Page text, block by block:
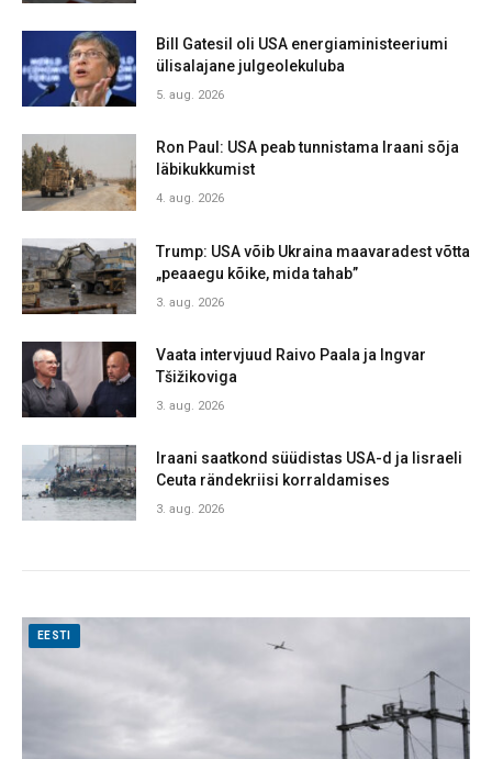
Bill Gatesil oli USA energiaministeeriumi
ülisalajane julgeolekuluba
5. aug. 2026
Ron Paul: USA peab tunnistama Iraani sõja
läbikukkumist
4. aug. 2026
Trump: USA võib Ukraina maavaradest võtta
„peaaegu kõike, mida tahab”
3. aug. 2026
Vaata intervjuud Raivo Paala ja Ingvar
Tšižikoviga
3. aug. 2026
Iraani saatkond süüdistas USA-d ja Iisraeli
Ceuta rändekriisi korraldamises
3. aug. 2026
EESTI